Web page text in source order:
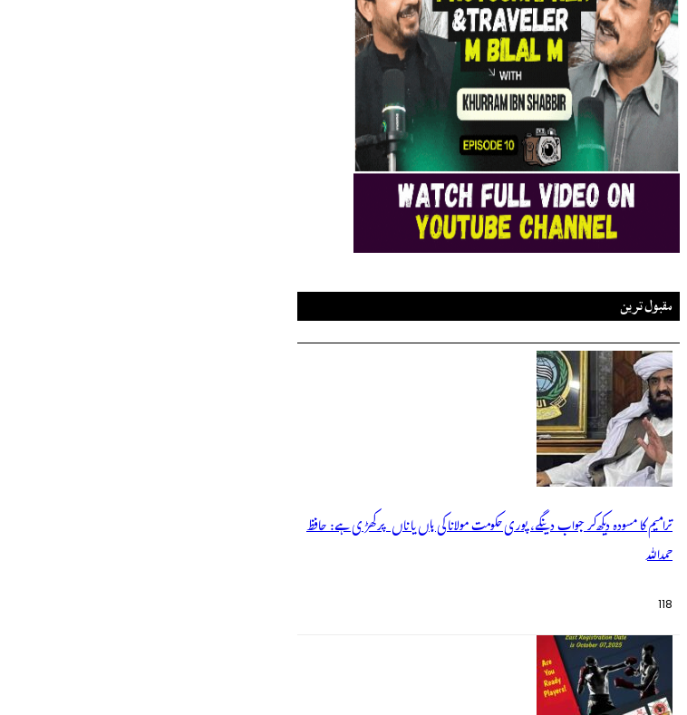
مقبول ترین
ترامیم کا مسودہ دیکھ کر جواب دینگے، پوری حکومت مولانا کی ہاں یا ناں پر کھڑی ہے: حافظ
حمداللہ
118